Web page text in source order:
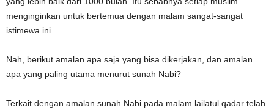
menginginkan untuk bertemua dengan malam sangat-sangat
istimewa ini.
Nah, berikut amalan apa saja yang bisa dikerjakan, dan amalan
apa yang paling utama menurut sunah Nabi?
Terkait dengan amalan sunah Nabi pada malam lailatul qadar telah